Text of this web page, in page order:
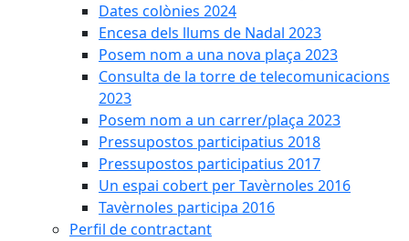
Dates colònies 2024
Encesa dels llums de Nadal 2023
Posem nom a una nova plaça 2023
Consulta de la torre de telecomunicacions
2023
Posem nom a un carrer/plaça 2023
Pressupostos participatius 2018
Pressupostos participatius 2017
Un espai cobert per Tavèrnoles 2016
Tavèrnoles participa 2016
Perfil de contractant